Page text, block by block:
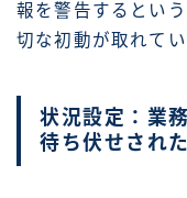
報を警告するとい
切な初動が取れてい
状況設定：業
待ち伏せされ